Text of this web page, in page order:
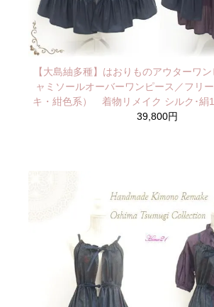
【大島紬多種】はおりものアウターワ
ャミソールオーバーワンピース／フリ
キ・紺色系） 着物リメイク シルク･
39,800円